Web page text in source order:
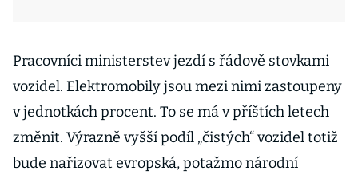
Pracovníci ministerstev jezdí s řádově stovkami
vozidel. Elektromobily jsou mezi nimi zastoupeny
v jednotkách procent. To se má v příštích letech
změnit. Výrazně vyšší podíl „čistých“ vozidel totiž
bude nařizovat evropská, potažmo národní